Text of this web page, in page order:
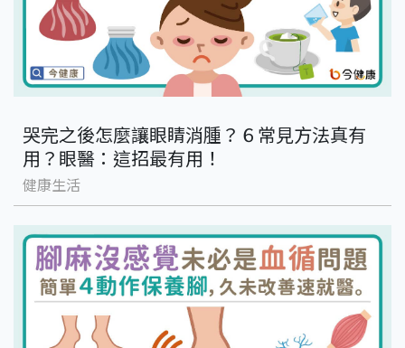
哭完之後怎麼讓眼睛消腫？６常見方法真有
用？眼醫：這招最有用！
健康生活